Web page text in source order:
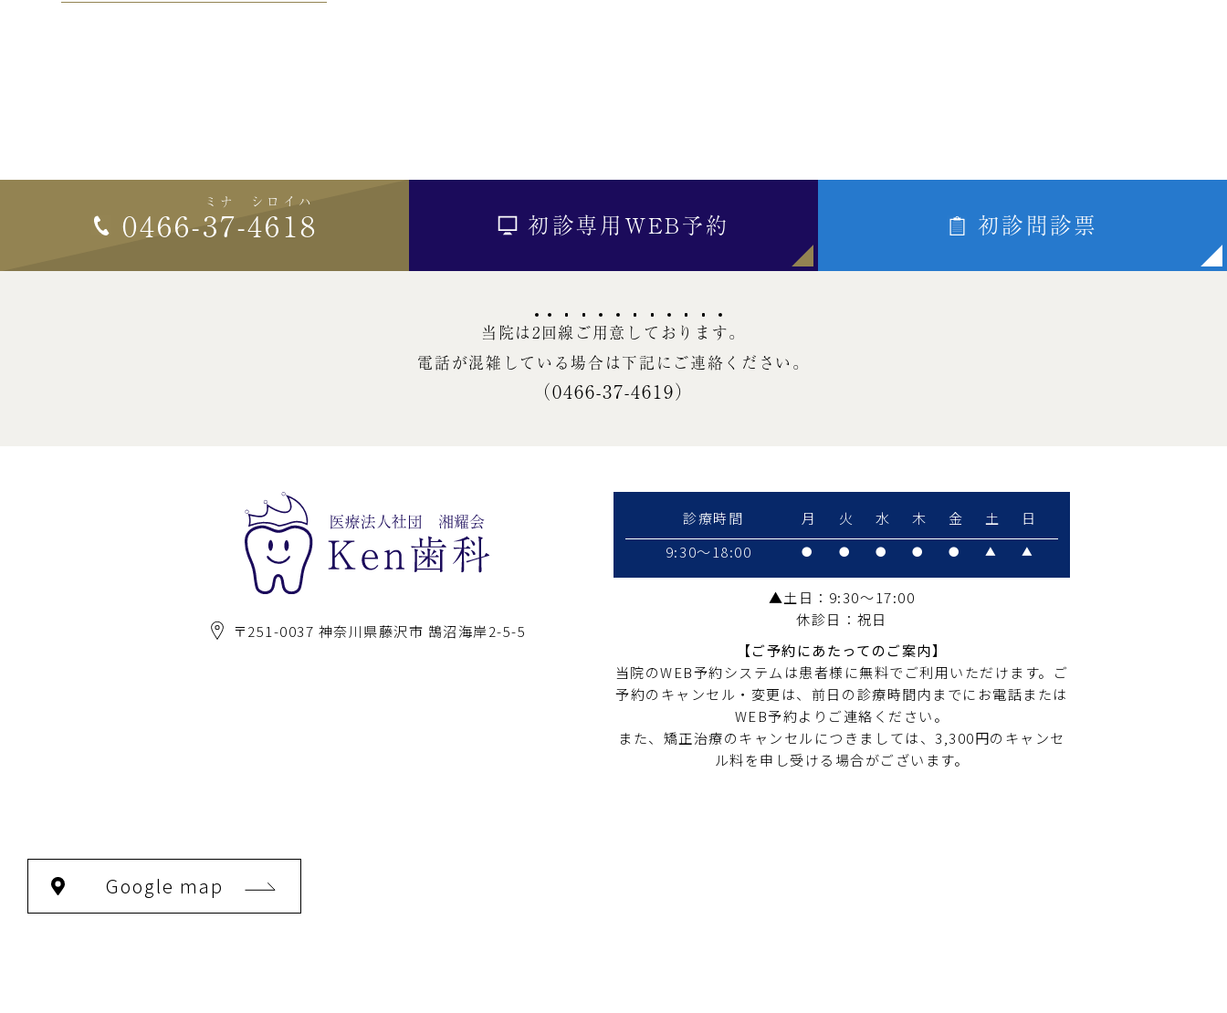
0466-37
ミナ
-4618
シロイハ
初診専用WEB予約 初診問診票
当院は 2回線 ご用意 し て お り ま す。
電話が混雑している場合は下記にご連絡ください。
（0466-37-4619）
〒251-0037 神奈川県藤沢市 鵠沼海岸2-5-5
診療時間 月 火 水 木 金 土
日
9:30～18:00
● ● ● ● ● ▲ ▲
▲土日：9:30～17:00
休診日：祝日
【ご予約にあたってのご案内】
当院のWEB予約システムは患者様に無料でご利用いただけます。ご
予約のキャンセル・変更は、前日の診療時間内までにお電話または
WEB予約よりご連絡ください。
また、矯正治療のキャンセルにつきましては、3,300円のキャンセ
ル料を申し受ける場合がございます。
Google map